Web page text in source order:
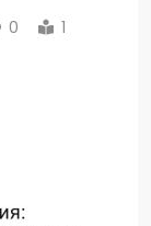
0
1